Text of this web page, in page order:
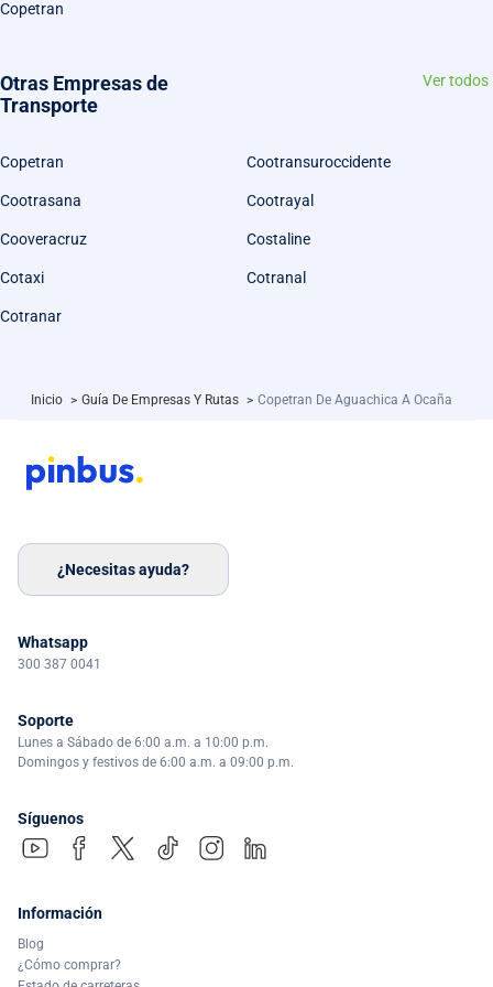
Copetran
Otras Empresas de
Transporte
Ver todos
Copetran Cootransuroccidente
Cootrasana Cootrayal
Cooveracruz Costaline
Cotaxi Cotranal
Cotranar
Inicio > Guía De Empresas Y Rutas > Copetran De Aguachica A Ocaña
¿Necesitas ayuda?
Whatsapp
300 387 0041
Soporte
Lunes a Sábado de 6:00 a.m. a 10:00 p.m.
Domingos y festivos de 6:00 a.m. a 09:00 p.m.
Síguenos
Información
Blog
¿Cómo comprar?